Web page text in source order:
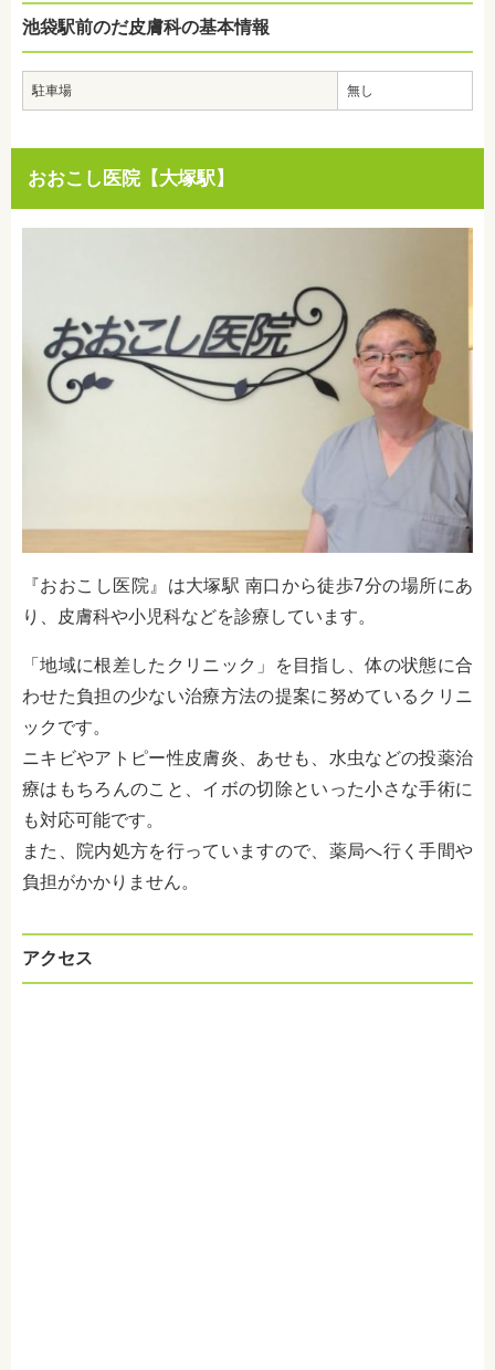
池袋駅前のだ皮膚科の基本情報
駐車場 無し
おおこし医院【大塚駅】
『おおこし医院』は大塚駅 南口から徒歩7分の場所にあ
り、皮膚科や小児科などを診療しています。
「地域に根差したクリニック」を目指し、体の状態に合
わせた負担の少ない治療方法の提案に努めているクリニ
ックです。
ニキビやアトピー性皮膚炎、あせも、水虫などの投薬治
療はもちろんのこと、イボの切除といった小さな手術に
も対応可能です。
また、院内処方を行っていますので、薬局へ行く手間や
負担がかかりません。
アクセス